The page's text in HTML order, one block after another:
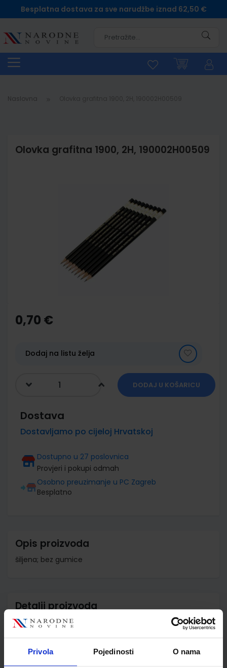
Privola Pojedinosti O nama
Besplatna dostava za sve narudžbe iznad 62,50 €
Naslovna
Olovka grafitna 1900, 2H, 190002H00509
the
beginning
gallery
0,70 €
Dodaj na listu želja
DODAJ U KOŠARICU
Dostava
Dostavljamo po cijeloj Hrvatskoj
Dostupno u 27 poslovnica
Provjeri i pokupi odmah
Osobno preuzimanje u PC Zagreb
Besplatno
Opis proizvoda
šiljena; bez gumice
Detalji proizvoda
Šifra proizvoda
Jedinična mjera
kom